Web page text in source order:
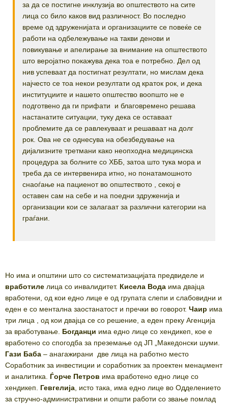
за да се постигне инклузија во општеството на сите
лица со било каков вид различност. Во последно
време од здруженијата и организациите се повеќе се
работи на одбележување на такви денови и
повикување и апелирање за внимание на општеството
што веројатно покажува дека тоа е потребно. Дел од
нив успеваат да постигнат резултати, но мислам дека
најчесто се тоа некои резултати од краток рок, и дека
институциите и нашето општество воопшто не е
подготвено да ги прифати и благовремено решава
настанатите ситуации, туку дека се оставаат
проблемите да се равлекуваат и решаваат на долг
рок. Ова не се однесува на обезбедување на
дијализните третмани како неопходна медицинска
процедура за болните со ХББ, затоа што тука мора и
треба да се интервенира итно, но понатамошното
снаоѓање на пациенот во општеството , секој е
оставен сам на себе и на поедни здруженија и
организации кои се залагаат за различни категории на
граѓани.
Но има и општини што со систематизацијата предвиделе и
вработиле лица со инвалидитет. Кисела Вода има двајца
вработени, од кои едно лице е од групата слепи и слабовидни и
еден е со ментална заостанатост и пречки во говорот. Чаир има
три лица , од кои двајца се со решение, а еден преку Агенција
за вработување. Богданци има едно лице со хендикеп, кое е
вработено со спогодба за преземање од ЈП „Македонски шуми.
Гази Баба – анагажирани две лица на работно место
Соработник за инвестиции и соработник за проектен менаџмент
и аналитика. Ѓорче Петров има вработено едно лице со
хендикеп. Гевгелија , исто така, има едно лице во Одделението
за стручно-административни и општи работи со звање помлад